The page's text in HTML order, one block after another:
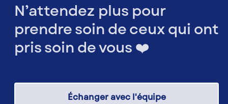
N’attendez plus pour
prendre soin de ceux qui ont
pris soin de vous ❤️
Échanger avec l'équipe